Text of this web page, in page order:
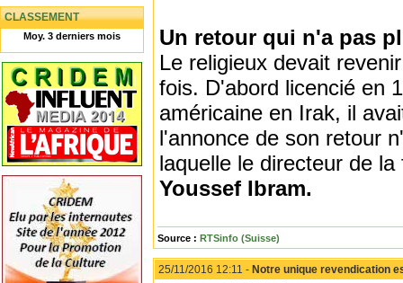
CLASSEMENT
Moy. 3 derniers mois
Un retour qui n'a pas
Le religieux devait
fois. D'abord licencié en
américaine en Irak, il
l'annonce de son retour
laquelle le directeur de
Youssef Ibram.
Source : RTSinfo (Suisse)
25/11/2016 12:11 - Notre unique revendication